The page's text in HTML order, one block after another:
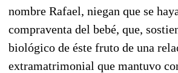
nombre Rafael, niegan que se
compraventa del bebé, que,
biológico de éste fruto de una
extramatrimonial que mantuvo